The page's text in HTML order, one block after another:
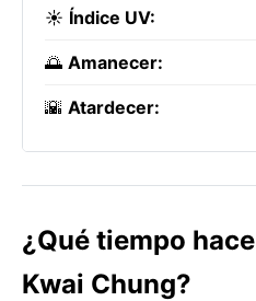
☀️ Índice UV:
🌅 Amanecer:
🌇 Atardecer:
¿Qué tiempo
Kwai Chung?